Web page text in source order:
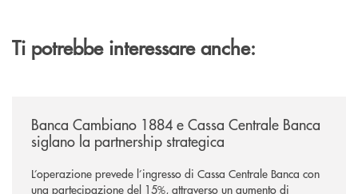
Ti potrebbe interessare anche:
Banca Cambiano 1884 e Cassa Centrale Banca
siglano la partnership strategica
L’operazione prevede l’ingresso di Cassa Centrale Banca con
una partecipazione del 15%, attraverso un aumento di